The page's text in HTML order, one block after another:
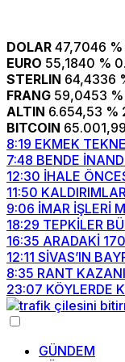
DOLAR 47,7046
EURO 55,1840 %
STERLIN 64,4336
FRANG 59,0453
ALTIN 6.654,53 %
BITCOIN 65.001,99
8:19 EKMEK
7:48 BENDE
12:30 İHALE
11:50
9:06 İMAR İŞLERİ
18:29 TEPKİLER
16:35 ARADAKİ
12:11 SİVAS’IN
8:35 RANT
23:07 KÖYLERDE
GÜNDEM